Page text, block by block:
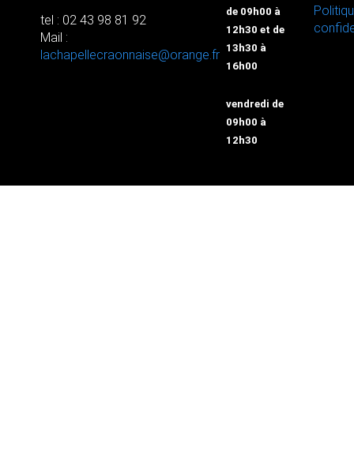
tel : 02 43 98 81 92
Mail :
lachapellecraonnaise@orange.fr
de 09h00 à
12h30 et de
13h30 à
16h00
vendredi de
09h00 à
12h30